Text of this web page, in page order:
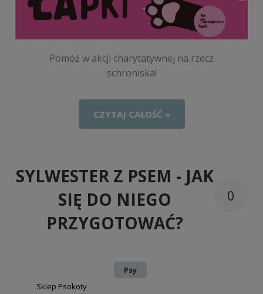
Pomóż w akcji charytatywnej na rzecz
schroniska!
CZYTAJ CAŁOŚĆ »
SYLWESTER Z PSEM - JAK
SIĘ DO NIEGO
PRZYGOTOWAĆ?
0
Psy
Sklep Psokoty